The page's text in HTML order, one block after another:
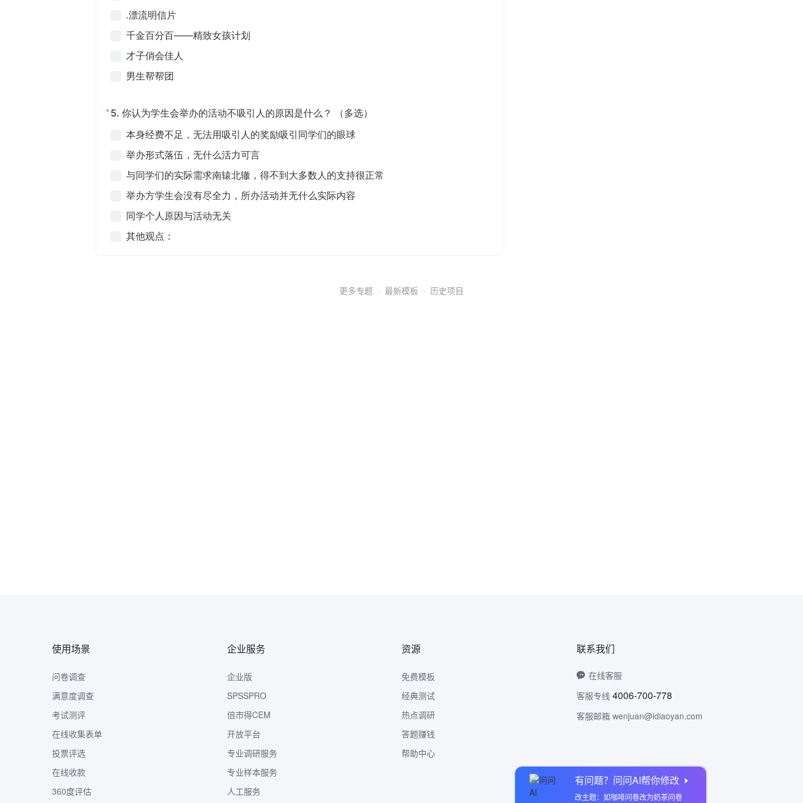
有问题？问问AI帮你修改
改主题：如咖啡问卷改为奶茶问卷
更多专题 · 最新模板 · 历史项目
使用场景
问卷调查
满意度调查
考试测评
在线收集表单
投票评选
在线收款
360度评估
企业服务
企业版
SPSSPRO
倍市得CEM
开放平台
专业调研服务
专业样本服务
人工服务
资源
免费模板
经典测试
热点调研
答题赚钱
帮助中心
联系我们
在线客服
客服专线 4006-700-778
客服邮箱 wenjuan@idiaoyan.com
问卷网公众号